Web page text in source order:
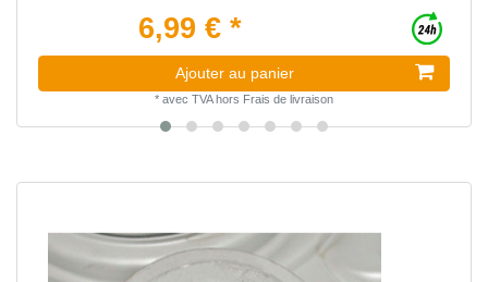
6,99 € *
Ajouter au panier
* avec TVAhors Frais de livraison